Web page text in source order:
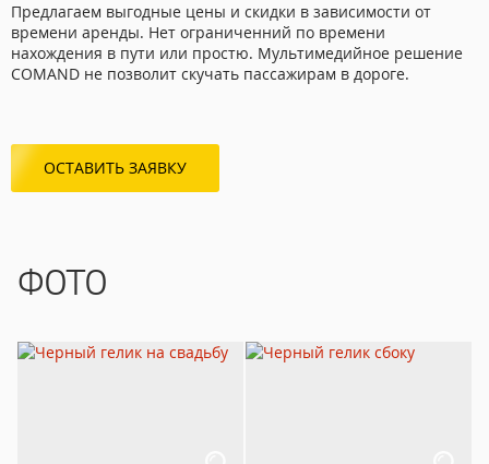
Предлагаем выгодные цены и скидки в зависимости от
времени аренды. Нет ограниченний по времени
нахождения в пути или простю. Мультимедийное решение
COMAND не позволит скучать пассажирам в дороге.
ОСТАВИТЬ ЗАЯВКУ
ФОТО